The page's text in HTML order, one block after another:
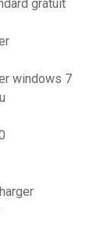
gratuit
windows 7